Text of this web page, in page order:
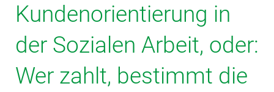
Kundenorientierung in
der Sozialen Arbeit, oder:
Wer zahlt, bestimmt die